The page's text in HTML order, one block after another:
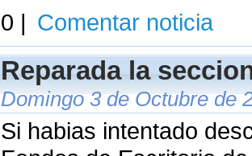
0 | Comentar noticia
Reparada la
Domingo 3 de Octubre de
Si habias intentado